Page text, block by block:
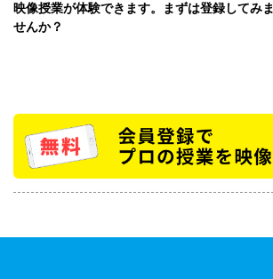
映像授業が体験できます。まずは登録してみま
せんか？